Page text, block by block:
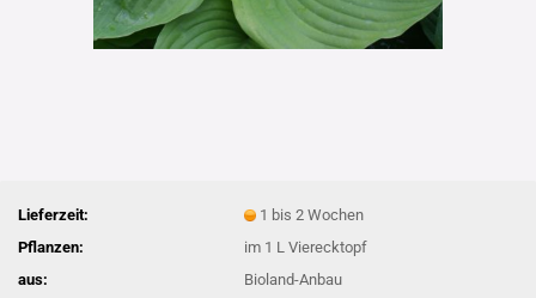
Lieferzeit:
1 bis 2 Wochen
Pflanzen:
im 1 L Vierecktopf
aus:
Bioland-Anbau